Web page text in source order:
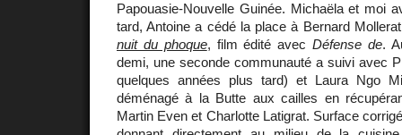
Papouasie-Nouvelle Guinée. Michaëla et moi
tard, Antoine a cédé la place à Bernard
nuit du phoque, film édité avecDéfense de.
demi, une seconde communauté a suivi avec
quelques années plus tard) et Laura Ngo
déménagé à la Butte aux cailles en
Martin Even et Charlotte Latigrat. Surface